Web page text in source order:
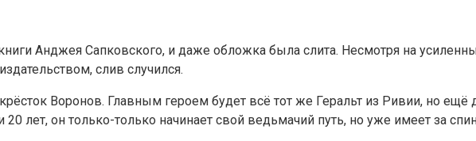
Анджея Сапковского, и даже обложка была слита. Несмотря на
слив случился.
Воронов. Главным героем будет всё тот же Геральт из Ривии, но ещё
лет, он только-только начинает свой ведьмачий путь, но уже имеет за